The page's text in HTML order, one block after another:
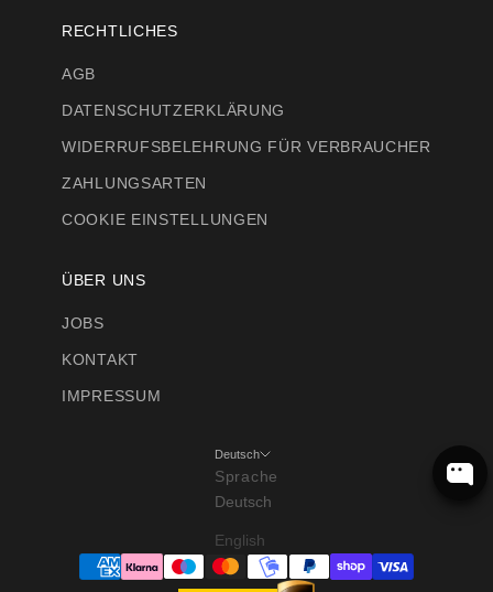
RECHTLICHES
AGB
DATENSCHUTZERKLÄRUNG
WIDERRUFSBELEHRUNG FÜR VERBRAUCHER
ZAHLUNGSARTEN
COOKIE EINSTELLUNGEN
ÜBER UNS
JOBS
KONTAKT
IMPRESSUM
Deutsch
Sprache
Deutsch
English